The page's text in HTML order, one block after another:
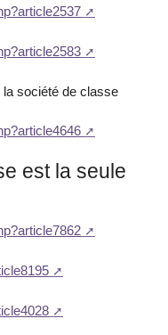
société de classe
est la seule